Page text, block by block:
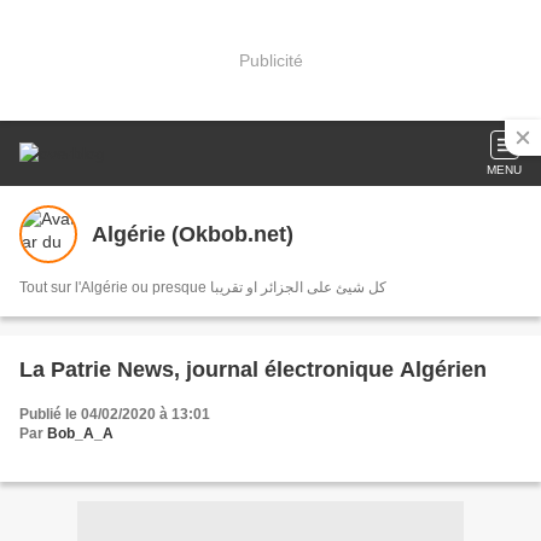
Publicité
MENU
Algérie (Okbob.net)
Tout sur l'Algérie ou presque كل شيئ على الجزائر او تقريبا
La Patrie News, journal électronique Algérien
Publié le 04/02/2020 à 13:01
Par Bob_A_A